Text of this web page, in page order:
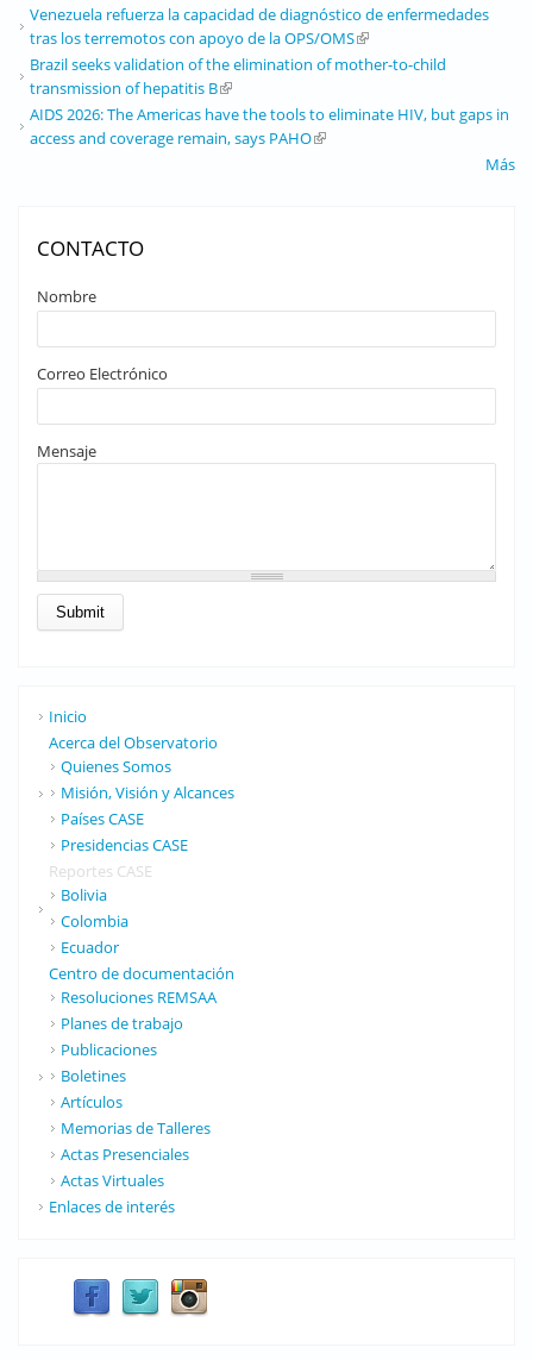
Venezuela refuerza la capacidad de diagnóstico de enfermedades
tras los terremotos con apoyo de la OPS/OMS(link is external)
Brazil seeks validation of the elimination of mother-to-child
transmission of hepatitis B(link is external)
AIDS 2026: The Americas have the tools to eliminate HIV, but gaps in
access and coverage remain, says PAHO(link is external)
Más
CONTACTO
Nombre
Correo Electrónico
Mensaje
Inicio
Acerca del Observatorio
Quienes Somos
Misión, Visión y Alcances
Países CASE
Presidencias CASE
Reportes CASE
Bolivia
Colombia
Ecuador
Centro de documentación
Resoluciones REMSAA
Planes de trabajo
Publicaciones
Boletines
Artículos
Memorias de Talleres
Actas Presenciales
Actas Virtuales
Enlaces de interés